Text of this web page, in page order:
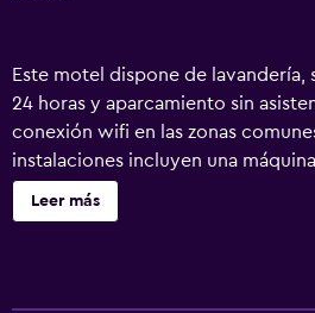
Este motel dispone de
24 horas y aparcamiento sin
conexión wifi en las zonas
instalaciones incluyen una
Inn ofrece 58 alojamientos con
cafetera y tetera y secador de
Leer más